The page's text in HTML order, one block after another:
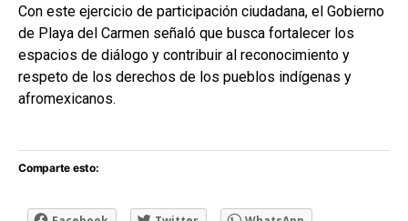
Con este ejercicio de participación ciudadana, el Gobierno
de Playa del Carmen señaló que busca fortalecer los
espacios de diálogo y contribuir al reconocimiento y
respeto de los derechos de los pueblos indígenas y
afromexicanos.
Comparte esto: